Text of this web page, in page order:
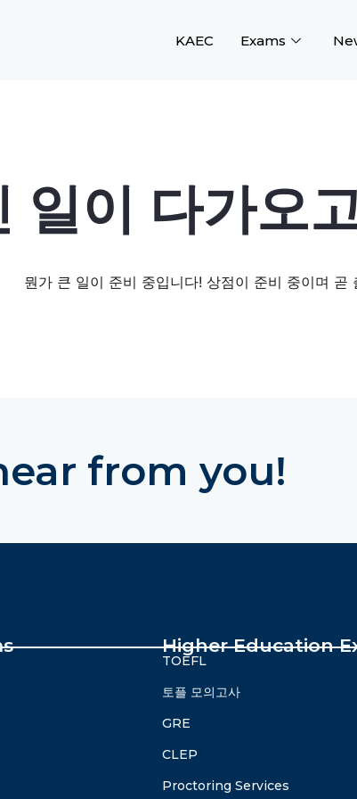
KAEC Exams
일이 다가오
뭔가 큰 일이 준비 중입니다! 상점이 준비 중이며 곧
from you!
Higher Education
TOEFL
토플 모의고사
GRE
CLEP
Proctoring Services